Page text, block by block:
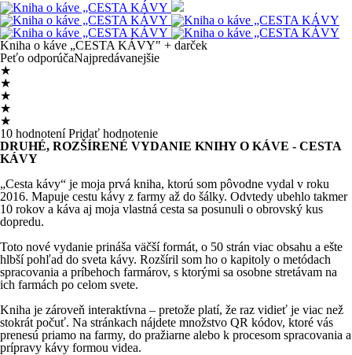
Kniha o káve „CESTA KÁVY" + darček
Peťo odporúčaNajpredávanejšie
★
★
★
★
★
10 hodnotení Pridať hodnotenie
DRUHÉ, ROZŠÍRENÉ VYDANIE KNIHY O KÁVE - CESTA
KÁVY
„Cesta kávy“ je moja prvá kniha, ktorú som pôvodne vydal v roku
2016. Mapuje cestu kávy z farmy až do šálky. Odvtedy ubehlo takmer
10 rokov a káva aj moja vlastná cesta sa posunuli o obrovský kus
dopredu.
Toto nové vydanie prináša väčší formát, o 50 strán viac obsahu a ešte
hlbší pohľad do sveta kávy. Rozšíril som ho o kapitoly o metódach
spracovania a príbehoch farmárov, s ktorými sa osobne stretávam na
ich farmách po celom svete.
Kniha je zároveň interaktívna – pretože platí, že raz vidieť je viac než
stokrát počuť. Na stránkach nájdete množstvo QR kódov, ktoré vás
prenesú priamo na farmy, do pražiarne alebo k procesom spracovania a
prípravy kávy formou videa.